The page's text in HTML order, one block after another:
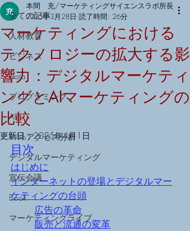
全ての記事
人材教育
ビジネス
Data
プログラミング
AI
Webアクセス分析
デジタルマーケティング
宣伝会議
Book
マーケティングライブ
マーケティングにおける
テクノロジーの拡大する影
響力：デジタルマーケティ
ングとAIマーケティングの
比較
本間 充/マーケティングサイエンスラボ所長
2025年3月28日 読了時間: 26分
更新日：2025年4月1日
目次
はじめに
インターネットの登場とデジタルマー
ケティングの台頭
広告の革命
販売と流通の変革